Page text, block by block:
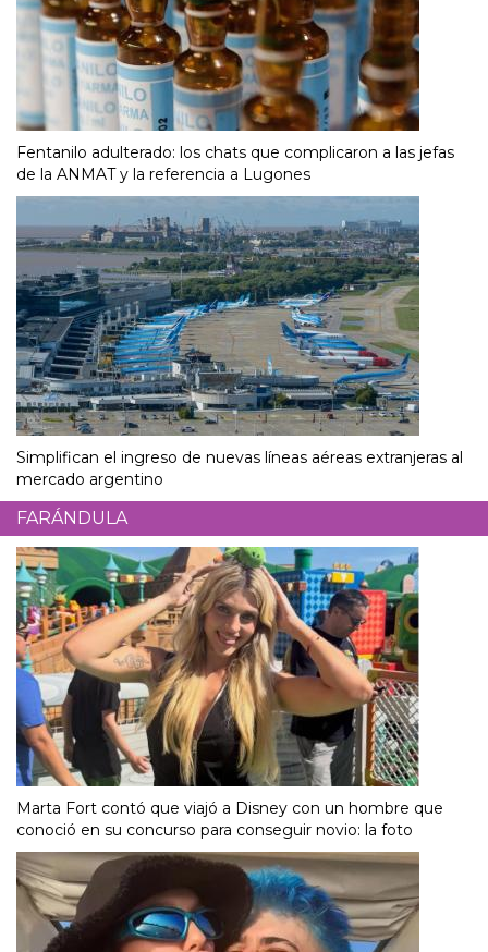
Fentanilo adulterado: los chats que complicaron a las jefas
de la ANMAT y la referencia a Lugones
Simplifican el ingreso de nuevas líneas aéreas extranjeras al
mercado argentino
FARÁNDULA
Marta Fort contó que viajó a Disney con un hombre que
conoció en su concurso para conseguir novio: la foto